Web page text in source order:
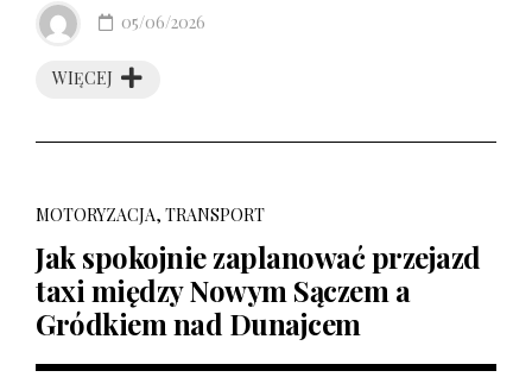
WIĘCEJ
05/06/2026
MOTORYZACJA, TRANSPORT
Jak spokojnie zaplanować przejazd
taxi między Nowym Sączem a
Gródkiem nad Dunajcem